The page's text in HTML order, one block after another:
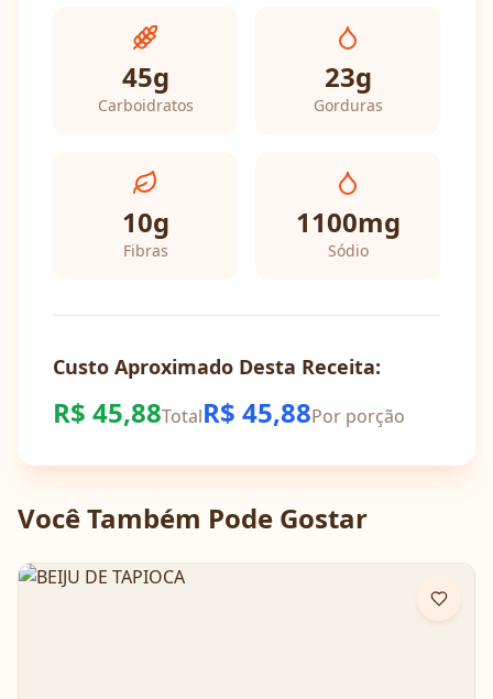
45g
Carboidratos
23g
Gorduras
10g
Fibras
1100mg
Sódio
Custo Aproximado Desta Receita:
R$ 45,88TotalR$ 45,88Por porção
Você Também Pode Gostar